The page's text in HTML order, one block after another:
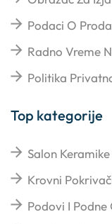
Podaci O
Radno Vreme
Politika
Top kategorije
Salon Keramike
Krovni
Podovi I Podne